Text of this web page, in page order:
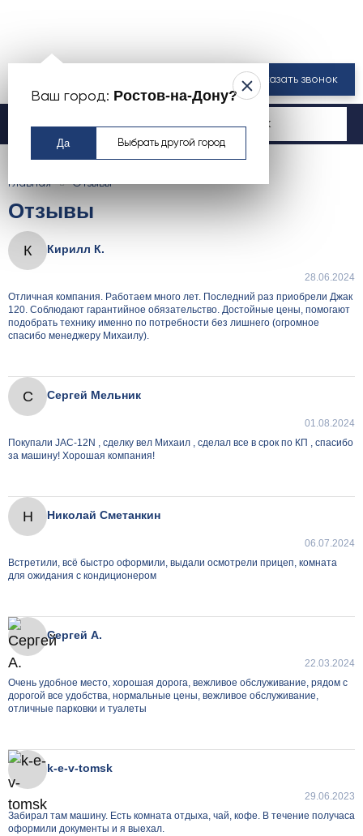
Ваш город: Ростов-на-Дону?
Да Выбрать другой город
Заказать звонок
Москва
Главная Отзывы
Отзывы
28.06.2024
Отличная компания. Работаем много лет. Последний раз приобрели Джак
120. Соблюдают гарантийное обязательство. Достойные цены, помогают
подобрать технику именно по потребности без лишнего (огромное
спасибо менеджеру Михаилу).
К Кирилл К.
01.08.2024
Покупали JAC-12N , сделку вел Михаил , сделал все в срок по КП , спасибо
за машину! Хорошая компания!
С Сергей Мельник
06.07.2024
Встретили, всё быстро оформили, выдали осмотрели прицеп, комната
для ожидания с кондиционером
Н Николай Сметанкин
22.03.2024
Очень удобное место, хорошая дорога, вежливое обслуживание, рядом с
дорогой все удобства, нормальные цены, вежливое обслуживание,
отличные парковки и туалеты
Сергей А.
29.06.2023
Забирал там машину. Есть комната отдыха, чай, кофе. В течение получаса
оформили документы и я выехал.
k-e-v-tomsk